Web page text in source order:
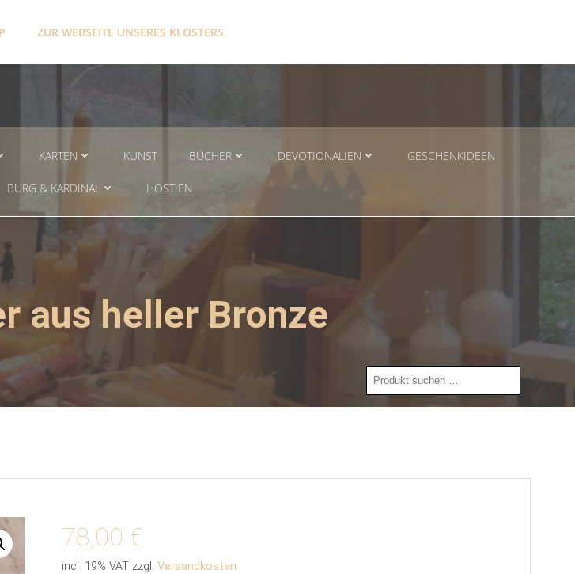
ZUR WEBSEITE UNSERES KLOSTERS
KARTEN KUNST BÜCHER DEVOTIONALIEN GESCHENKIDEEN
BURG & KARDINAL HOSTIEN
aus heller Bronze
Produkt
suchen
78,00 €
incl. 19% VAT zzgl. Versandkosten